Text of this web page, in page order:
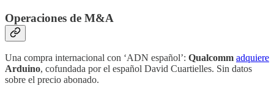
Operaciones de M&A
Una compra internacional con ‘ADN español’: Qualcomm adquiere
Arduino, cofundada por el español David Cuartielles. Sin datos
sobre el precio abonado.